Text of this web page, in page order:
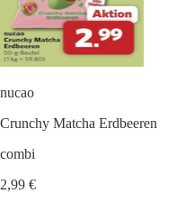
nucao
Crunchy Matcha Erdbeeren
combi
2,99 €